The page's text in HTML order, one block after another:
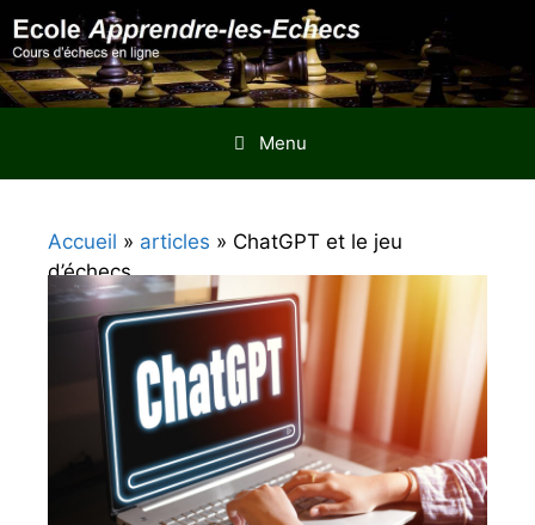
Aller
au
contenu
Menu
Accueil » articles » ChatGPT et le jeu
d’échecs